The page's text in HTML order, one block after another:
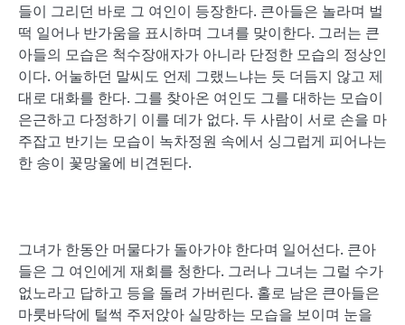
들이 그리던 바로 그 여인이 등장한다. 큰아들은 놀라며 벌
떡 일어나 반가움을 표시하며 그녀를 맞이한다. 그러는 큰
아들의 모습은 척수장애자가 아니라 단정한 모습의 정상인
이다. 어눌하던 말씨도 언제 그랬느냐는 듯 더듬지 않고 제
대로 대화를 한다. 그를 찾아온 여인도 그를 대하는 모습이
은근하고 다정하기 이를 데가 없다. 두 사람이 서로 손을 마
주잡고 반기는 모습이 녹차정원 속에서 싱그럽게 피어나는
한 송이 꽃망울에 비견된다.
그녀가 한동안 머물다가 돌아가야 한다며 일어선다. 큰아
들은 그 여인에게 재회를 청한다. 그러나 그녀는 그럴 수가
없노라고 답하고 등을 돌려 가버린다. 홀로 남은 큰아들은
마룻바닥에 털썩 주저앉아 실망하는 모습을 보이며 눈을